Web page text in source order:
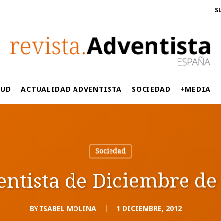
ACTUALIDAD ADVENTISTA SOCIEDAD +MEDIA
Sociedad
de Diciembre de
BY ISABEL MOLINA 1 DICIEMBRE, 2012